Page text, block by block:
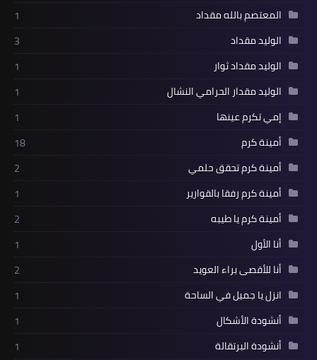
المعتصم بالله مقداد
1
الوليد مقداد
3
الوليد مقداد ثوار
1
الوليد مقدار الحرامي النشال
1
إمي تكرم عينها
1
أمينة كرم
18
أمينة كرم تحقق حلمي
2
أمينة كرم رفقا بالقوارير
1
أمينة كرم يا طيبه
2
أنا الأول
1
أنا للأقصى براء العويد
2
انزل يا جميل في الساحة
1
أنشودة الأشكال
1
أنشودة البرتقالة
1